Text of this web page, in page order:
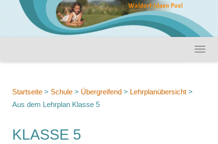
Startseite > Schule > Übergreifend > Lehrplanübersicht >
Aus dem Lehrplan Klasse 5
KLASSE 5